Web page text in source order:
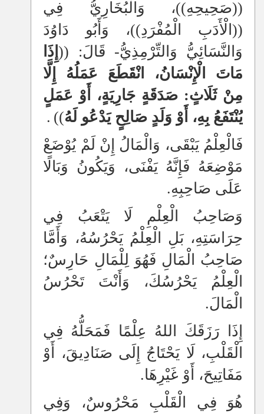
((صَحِيحِهِ))، وَالْبُخَارِيُّ فِي
((الْأَدَبِ الْمُفْرَدِ))، وَأَبُو دَاوُدَ
وَالنَّسَائِيُّ وَالتِّرْمِذِيُّ- قَالَ: ((إِذَا
مَاتَ الْإِنْسَانُ، انْقَطَعَ عَمَلُهُ إِلَّا
مِنْ ثَلَاثٍ: صَدَقَةٍ جَارِيَةٍ، أَوْ عَمَلٍ
يُنْتَفَعُ بِهِ، أَوْ وَلَدٍ صَالِحٍ يَدْعُو لَهُ))
.
فَالْعِلْمُ يَبْقَى، وَالْمَالُ إِنْ لَمْ يُوْضَعْ
مَوْضِعَهُ فَإِنَّهُ يَفْنَى، وَيَكُونُ وَبَالًا
عَلَى صَاحِبِهِ.
وَصَاحِبُ الْعِلْمِ لَا يَتْعَبُ فِي
حِرَاسَتِهِ، بَلِ الْعِلْمُ يَحْرُسُهُ، وَأَمَّا
صَاحِبُ الْمَالِ فَهُوَ لِلْمَالِ حَارِسٌ؛
الْعِلْمُ يَحْرُسُكَ، وَأَنْتَ تَحْرُسُ
الْمَالَ.
إِذَا رَزَقَكَ اللهُ عِلْمًا فَمَحَلُّهُ فِي
الْقَلْبِ، لَا يَحْتَاجُ إِلَى صَنَادِيقَ، أَوْ
مَفَاتِيحَ، أَوْ غَيْرِهَا.
هُوَ فِي الْقَلْبِ مَحْرُوسٌ، وَفِي